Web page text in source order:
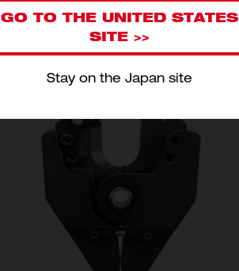
GO TO THE UNITED STATES
SITE >>
Stay on the Japan site